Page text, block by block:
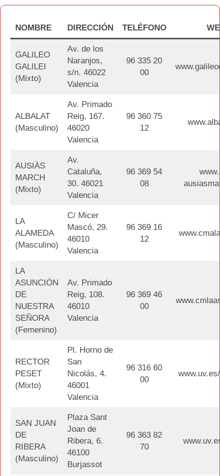
NOMBRE DIRECCIÓN TELÉFONO
GALILEO
GALILEI
(Mixto)
Av. de los
Naranjos,
s/n. 46022
Valencia
96 335 20
00
ALBALAT
(Masculino)
Av. Primado
Reig, 167.
46020
Valencia
96 360 75
12
AUSIÀS
MARCH
(Mixto)
Av.
Cataluña,
30. 46021
Valencia
96 369 54
08
LA
ALAMEDA
(Masculino)
C/ Micer
Mascó, 29.
46010
Valencia
96 369 16
12
LA
ASUNCIÓN
DE
NUESTRA
SEÑORA
(Femenino)
Av. Primado
Reig, 108.
46010
Valencia
96 369 46
00
RECTOR
PESET
(Mixto)
Pl. Horno de
San
Nicolás, 4.
46001
Valencia
96 316 60
00
SAN JUAN
DE
RIBERA
(Masculino)
Plaza Sant
Joan de
Ribera, 6.
46100
Burjassot
96 363 82
70